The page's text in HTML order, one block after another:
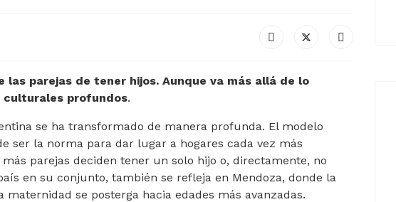
parejas de tener hijos. Aunque va más allá de lo
culturales profundos.
se ha transformado de manera profunda. El modelo
ser la norma para dar lugar a hogares cada vez más
parejas deciden tener un solo hijo o, directamente, no
en su conjunto, también se refleja en Mendoza, donde la
se posterga hacia edades más avanzadas.